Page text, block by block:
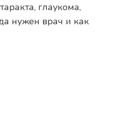
глаукома,
нужен врач и как